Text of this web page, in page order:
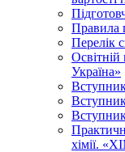
Правила
Перелік
Україна»
хімії.